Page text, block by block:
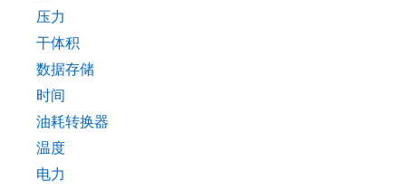
压力
干体积
数据存储
时间
油耗转换器
温度
电力